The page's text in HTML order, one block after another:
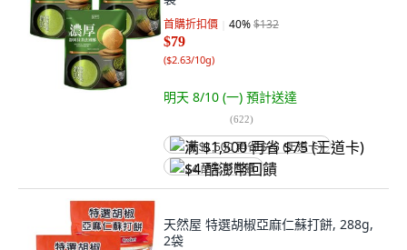
首購折扣價 40%$132
$79
($2.63/10g)
明天 8/10 (一) 預計送達
(622)
满 $1,500 再省 $75 (王道卡)
$4 酷澎幣回饋
天然屋 特選胡椒亞麻仁蘇打餅, 288g,
2袋